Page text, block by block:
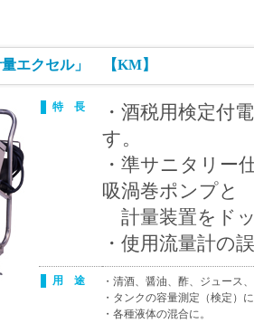
エクセル」 【KM】
特 長
・酒税用検定付
す。
・準サニタリー
吸渦巻ポンプと
計量装置をド
・使用流量計の
用 途
・清酒、醤油、酢、ジュース
・タンクの容量測定（検定）
・各種液体の混合に。